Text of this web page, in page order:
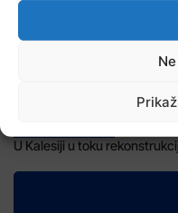
U Kalesiji u toku